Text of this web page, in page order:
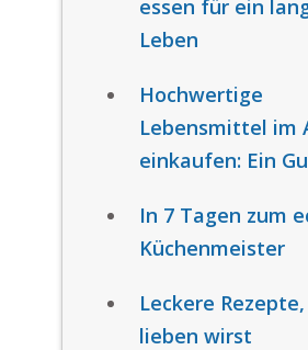
essen für ein
Leben
Hochwertige
Lebensmittel im
einkaufen: Ein
In 7 Tagen zum
Küchenmeister
Leckere
lieben wirst